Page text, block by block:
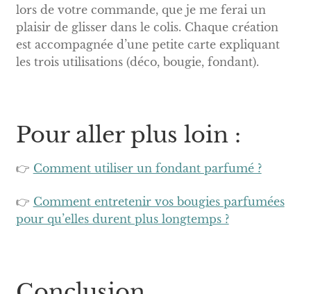
lors de votre commande, que je me ferai un
plaisir de glisser dans le colis. Chaque création
est accompagnée d’une petite carte expliquant
les trois utilisations (déco, bougie, fondant).
Pour aller plus loin :
👉 Comment utiliser un fondant parfumé ?
👉 Comment entretenir vos bougies parfumées
pour qu’elles durent plus longtemps ?